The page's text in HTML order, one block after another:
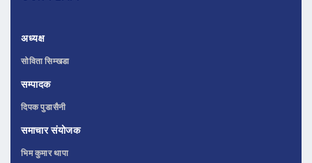
अध्यक्ष
सोविता सिम्खडा
सम्पादक
दिपक पुडासैनी
समाचार संयोजक
भिम कुमार थापा